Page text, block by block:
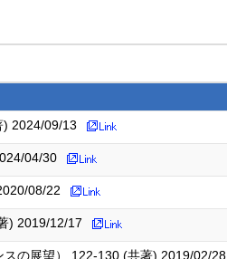
) 2024/09/13
04/30
08/22
) 2019/12/17
の展望）,122-130 (共著) 2019/02/28